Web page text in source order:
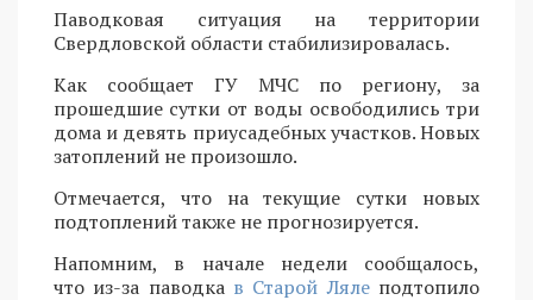
Паводковая ситуация на территории
Свердловской области стабилизировалась.
Как сообщает ГУ МЧС по региону, за
прошедшие сутки от воды освободились три
дома и девять приусадебных участков. Новых
затоплений не произошло.
Отмечается, что на текущие сутки новых
подтоплений также не прогнозируется.
Напомним, в начале недели сообщалось,
что из-за паводка в Старой Лялеподтопило